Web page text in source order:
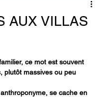
AUX VILLAS
ce mot est souvent
plutôt massives ou peu
se cache en